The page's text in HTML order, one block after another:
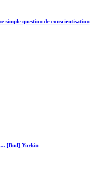
simple question de conscientisation
... [Bud] Yorkin